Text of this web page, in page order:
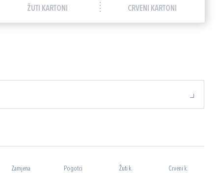
ŽUTI KARTONI CRVENI KARTONI
Zamjena Pogotci Žuti k. Crveni k.